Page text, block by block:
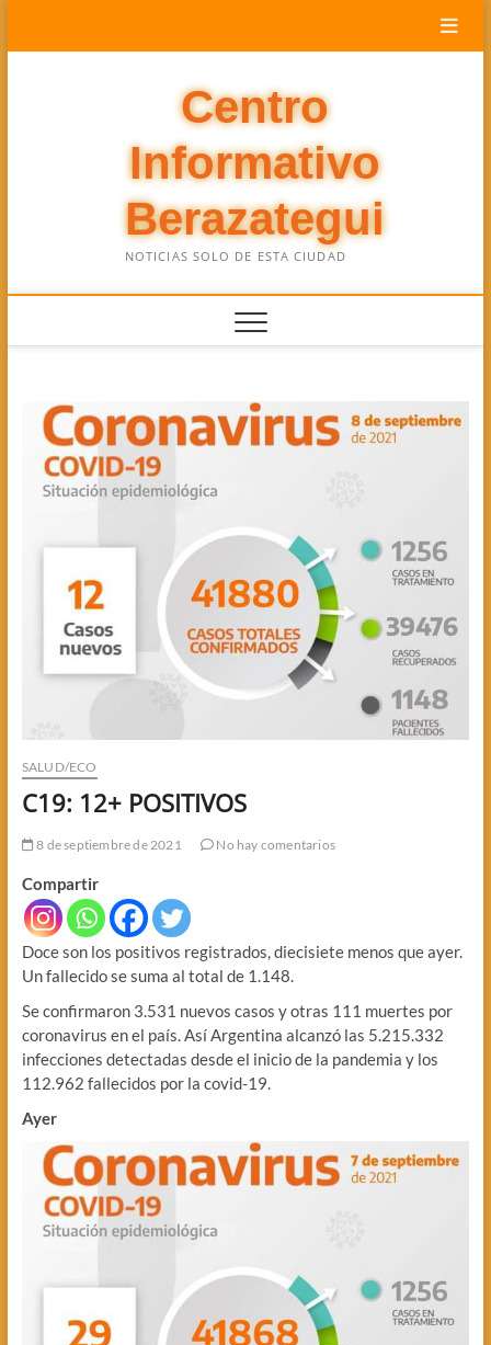
Centro
Informativo
Berazategui
NOTICIAS SOLO DE ESTA CIUDAD
SALUD/ECO
C19: 12+ POSITIVOS
8 de septiembre de 2021 No hay comentarios
Compartir
Doce son los positivos registrados, diecisiete menos que ayer.
Un fallecido se suma al total de 1.148.
Se confirmaron 3.531 nuevos casos y otras 111 muertes por
coronavirus en el país. Así Argentina alcanzó las 5.215.332
infecciones detectadas desde el inicio de la pandemia y los
112.962 fallecidos por la covid-19.
Ayer